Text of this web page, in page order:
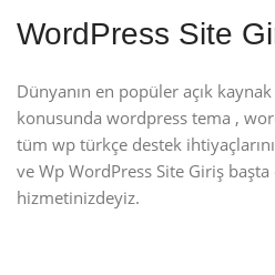
WordPress Site
Dünyanın en popüler açık
konusunda wordpress tema ,
tüm wp türkçe destek
ve Wp WordPress Site Giriş
hizmetinizdeyiz.